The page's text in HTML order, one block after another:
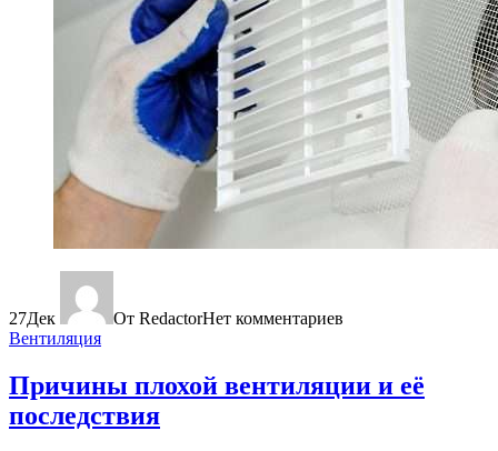
27Дек От RedactorНет комментариев
Вентиляция
Причины плохой вентиляции и её
последствия